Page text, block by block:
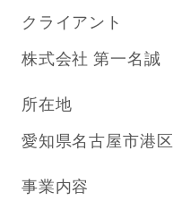
クライアント
株式会社 第一名誠
所在地
愛知県名古屋市港区
事業内容